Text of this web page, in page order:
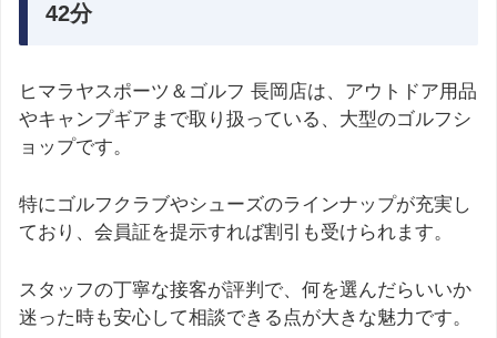
42分
ヒマラヤスポーツ＆ゴルフ 長岡店は、アウトドア用品
やキャンプギアまで取り扱っている、大型のゴルフシ
ョップです。
特にゴルフクラブやシューズのラインナップが充実し
ており、会員証を提示すれば割引も受けられます。
スタッフの丁寧な接客が評判で、何を選んだらいいか
迷った時も安心して相談できる点が大きな魅力です。